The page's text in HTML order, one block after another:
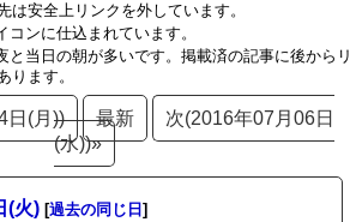
安全上リンクを外しています。
ンに仕込まれています。
当日の朝が多いです。掲載済の記事に後からリ
ります。
日(月)) 最新
次(2016年07月06日
(水))»
(火) [過去の同じ日 ]